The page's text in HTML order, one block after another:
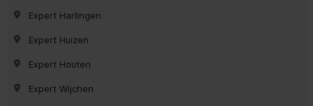
Expert Harlingen
Expert Huizen
Expert Houten
Expert Wijchen